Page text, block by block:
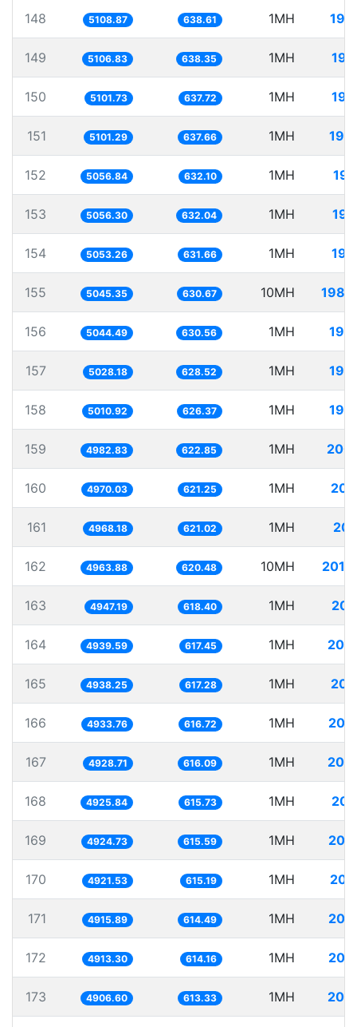
148 5108.87 638.61 1MH
149 5106.83 638.35 1MH
150 5101.73 637.72 1MH
151 5101.29 637.66 1MH
152 5056.84 632.10 1MH
153 5056.30 632.04 1MH
154 5053.26 631.66 1MH
155 5045.35 630.67 10MH
156 5044.49 630.56 1MH
157 5028.18 628.52 1MH
158 5010.92 626.37 1MH
159 4982.83 622.85 1MH
160 4970.03 621.25 1MH
161 4968.18 621.02 1MH
162 4963.88 620.48 10MH
163 4947.19 618.40 1MH
164 4939.59 617.45 1MH
165 4938.25 617.28 1MH
166 4933.76 616.72 1MH
167 4928.71 616.09 1MH
168 4925.84 615.73 1MH
169 4924.73 615.59 1MH
170 4921.53 615.19 1MH
171 4915.89 614.49 1MH
172 4913.30 614.16 1MH
173 4906.60 613.33 1MH